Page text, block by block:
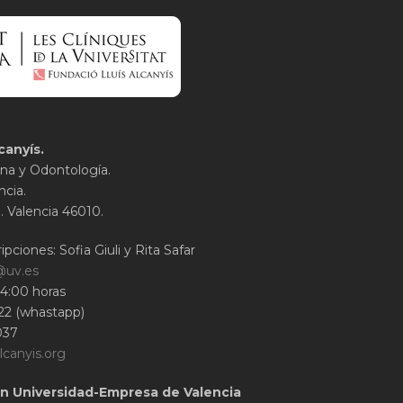
y Odontología.
Valencia 46010.
Sofia Giuli y Rita Safar
horas
(whastapp)
Universidad-Empresa de Valencia